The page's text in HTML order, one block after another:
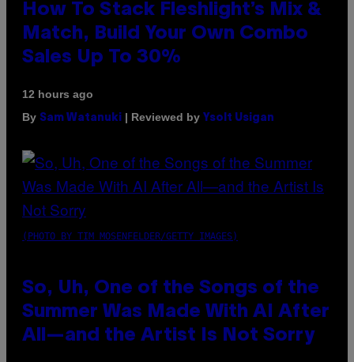
How To Stack Fleshlight’s Mix &
Match, Build Your Own Combo
Sales Up To 30%
12 hours ago
By Sam Watanuki | Reviewed by Ysolt Usigan
(PHOTO BY TIM MOSENFELDER/GETTY IMAGES)
So, Uh, One of the Songs of the
Summer Was Made With AI After
All—and the Artist Is Not Sorry